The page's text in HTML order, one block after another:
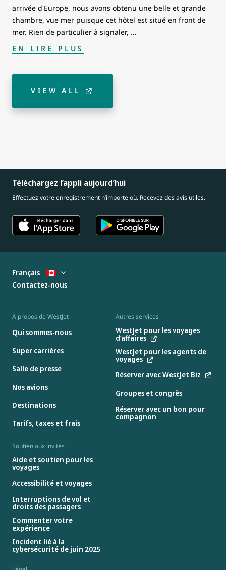
arrivée d'Europe, nous avons obtenu une belle et grande
chambre, vue mer puisque cet hôtel est situé en front de
mer. Rien de particulier à signaler, ...
EN LIRE PLUS
VIEW ALL
Téléchargez l’appli aujourd’hui
Effectuez votre enregistrement n’importe où. Recevez des avis utiles.
À propos de WestJet
Qui sommes-nous
Super carrières
Salle de presse
Nos avions
Destinations
Tarifs, taxes et frais
Autres services
WestJet pour les voyages
d’affaires
WestJet pour les agents de
voyages
Réserver avec WestJet Biz
Groupes et congrès
Réserver avec un bon pour
compagnon
Soutien aux invités
Aide et soutien pour les
voyages
Accessibilité et voyages
Interruptions de vol et
droits des passagers
Commenter votre
expérience
Incident lié à la
cybersécurité de juin 2025
Français
Contactez-nous